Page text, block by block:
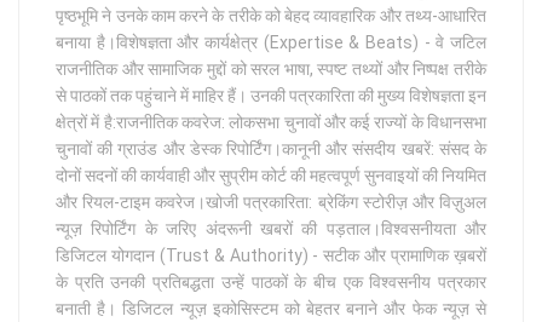
पृष्ठभूमि ने उनके काम करने के तरीके को बेहद व्यावहारिक और तथ्य-आधारित
बनाया है।विशेषज्ञता और कार्यक्षेत्र (Expertise & Beats) - वे जटिल
राजनीतिक और सामाजिक मुद्दों को सरल भाषा, स्पष्ट तथ्यों और निष्पक्ष तरीके
से पाठकों तक पहुंचाने में माहिर हैं। उनकी पत्रकारिता की मुख्य विशेषज्ञता इन
क्षेत्रों में है:राजनीतिक कवरेज: लोकसभा चुनावों और कई राज्यों के विधानसभा
चुनावों की ग्राउंड और डेस्क रिपोर्टिंग।कानूनी और संसदीय खबरें: संसद के
दोनों सदनों की कार्यवाही और सुप्रीम कोर्ट की महत्वपूर्ण सुनवाइयों की नियमित
और रियल-टाइम कवरेज।खोजी पत्रकारिता: ब्रेकिंग स्टोरीज़ और विज़ुअल
न्यूज़ रिपोर्टिंग के जरिए अंदरूनी खबरों की पड़ताल।विश्वसनीयता और
डिजिटल योगदान (Trust & Authority) - सटीक और प्रामाणिक ख़बरों
के प्रति उनकी प्रतिबद्धता उन्हें पाठकों के बीच एक विश्वसनीय पत्रकार
बनाती है। डिजिटल न्यूज़ इकोसिस्टम को बेहतर बनाने और फेक न्यूज़ से